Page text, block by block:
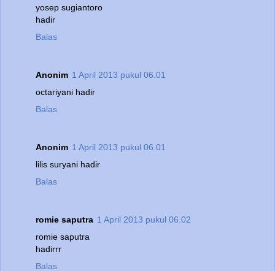
yosep sugiantoro
hadir
Balas
Anonim 1 April 2013 pukul 06.01
octariyani hadir
Balas
Anonim 1 April 2013 pukul 06.01
lilis suryani hadir
Balas
romie saputra 1 April 2013 pukul 06.02
romie saputra
hadirrr
Balas